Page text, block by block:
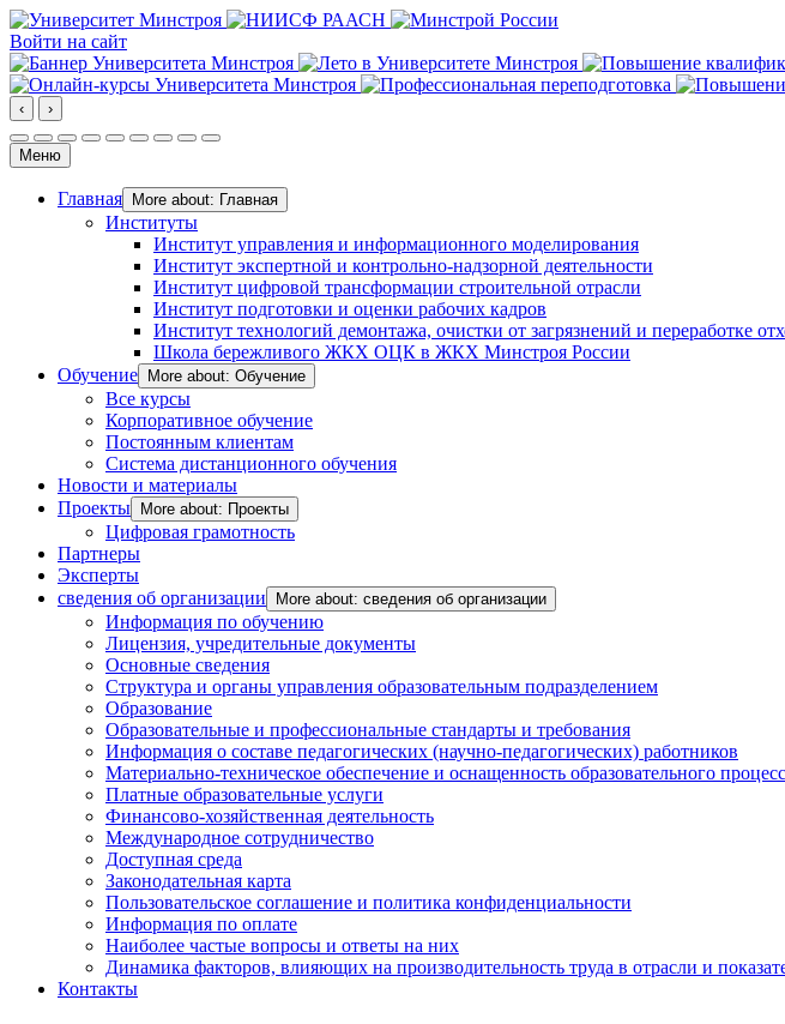
Войти на сайт
‹ ›
Меню
Главная More about: Главная
Институты
Институт управления и информационного моделирования
Институт экспертной и контрольно-надзорной деятельности
Институт цифровой трансформации строительной отрасли
Институт подготовки и оценки рабочих кадров
Институт технологий демонтажа, очистки от загрязнений и переработке
Школа бережливого ЖКХ ОЦК в ЖКХ Минстроя России
Обучение
More about: Обучение
Все курсы
Корпоративное обучение
Постоянным клиентам
Система дистанционного обучения
Новости и материалы
Проекты
More about: Проекты
Цифровая грамотность
Партнеры
Эксперты
сведения об организации
More about: сведения об организации
Информация по обучению
Лицензия, учредительные документы
Основные сведения
Структура и органы управления образовательным подразделением
Образование
Образовательные и профессиональные стандарты и требования
Информация о составе педагогических (научно-педагогических) работников
Материально-техническое обеспечение и оснащенность образовательного
Платные образовательные услуги
Финансово-хозяйственная деятельность
Международное сотрудничество
Доступная среда
Законодательная карта
Пользовательское соглашение и политика конфиденциальности
Информация по оплате
Наиболее частые вопросы и ответы на них
Динамика факторов, влияющих на производительность труда в отрасли и
Контакты